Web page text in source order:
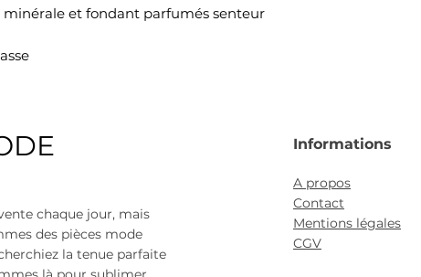
et fondant parfumés senteur
chaque jour, mais
des pièces mode
la tenue parfaite
Informations
A propos
Contact
Mentions légales
CGV